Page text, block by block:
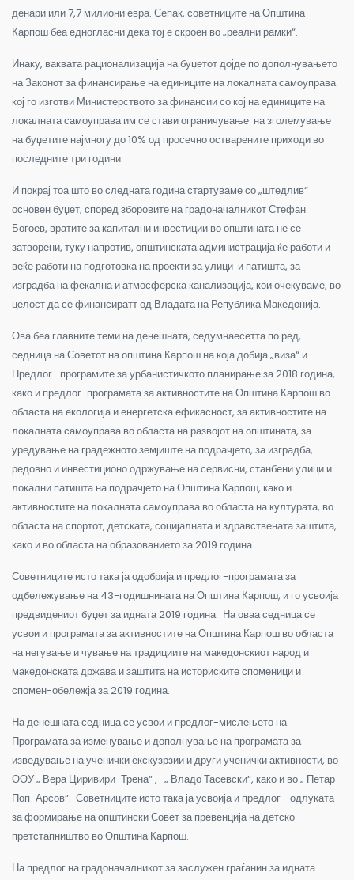
денари или 7,7 милиони евра. Сепак, советниците на Општина
Карпош беа едногласни дека тој е скроен во „реални рамки“.
Инаку, ваквата рационализација на буџетот дојде по дополнувањето
на Законот за финансирање на единиците на локалната самоуправа
кој го изготви Министерството за финансии со кој на единиците на
локалната самоуправа им се стави ограничување на зголемување
на буџетите најмногу до 10% од просечно остварените приходи во
последните три години.
И покрај тоа што во следната година стартуваме со „штедлив“
основен буџет, според зборовите на градоначалникот Стефан
Богоев, вратите за капитални инвестиции во општината не се
затворени, туку напротив, општинската администрација ќе работи и
веќе работи на подготовка на проекти за улици и патишта, за
изградба на фекална и атмосферска канализација, кои очекуваме, во
целост да се финансиратт од Владата на Република Македонија.
Ова беа главните теми на денешната, седумнаесетта по ред,
седница на Советот на општина Карпош на која добија „виза“ и
Предлог- програмите за урбанистичкото планирање за 2018 година,
како и предлог-програмата за активностите на Општина Карпош во
областа на екологија и енергетска ефикасност, за активностите на
локалната самоуправа во областа на развојот на општината, за
уредување на градежното земјиште на подрачјето, за изградба,
редовно и инвестиционо одржување на сервисни, станбени улици и
локални патишта на подрачјето на Општина Карпош, како и
активностите на локалната самоуправа во областа на културата, во
областа на спортот, детската, социјалната и здравствената заштита,
како и во областа на образованието за 2019 година.
Советниците исто така ја одобрија и предлог-програмата за
одбележување на 43-годишнината на Општина Карпош, и го усвоија
предвидениот буџет за идната 2019 година. На оваа седница се
усвои и програмата за активностите на Општина Карпош во областа
на негување и чување на традициите на македонскиот народ и
македонската држава и заштита на историските споменици и
спомен-обележја за 2019 година.
На денешната седница се усвои и предлог-мислењето на
Програмата за изменување и дополнување на програмата за
изведување на ученички екскузрзии и други ученички активности, во
ООУ „ Вера Циривири-Трена“ , „ Владо Тасевски“, како и во „ Петар
Поп-Арсов“. Советниците исто така ја усвоија и предлог –одлуката
за формирање на општински Совет за превенција на детско
претстапништво во Општина Карпош.
На предлог на градоначалникот за заслужен граѓанин за идната